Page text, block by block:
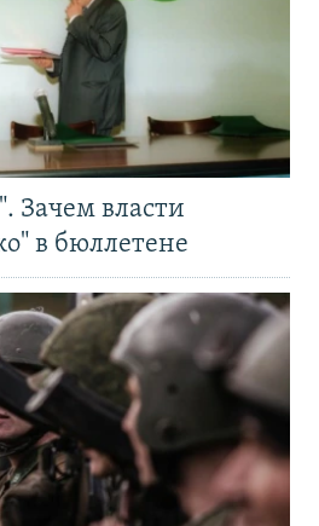
Зачем власти
в бюллетене